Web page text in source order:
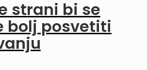
strani bi se
bolj posvetiti